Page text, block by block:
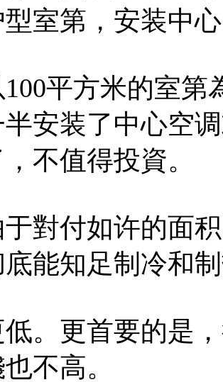
型室第，安装中
100平方米的室
半安装了中心空
不值得投資。
于對付如许的面
能知足制冷和
低。更首要的是
不高。